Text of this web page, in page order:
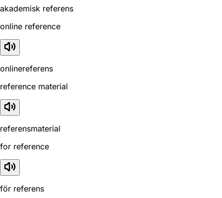
akademisk referens
online reference
onlinereferens
reference material
referensmaterial
for reference
för referens